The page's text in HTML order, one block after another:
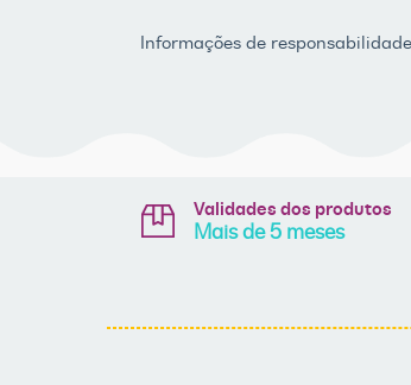
Informações de
Validades dos produtos
Mais de 5 meses